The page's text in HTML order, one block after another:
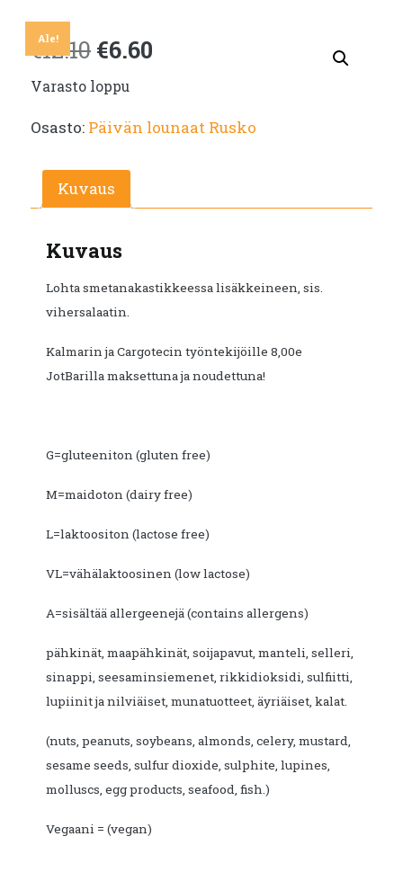
Ale!
€12.10 Alkuperäinen
hinta
oli:
€12.10.
€6.60
on:
Varasto loppu
Osasto: Päivän lounaat Rusko
Kuvaus
Kuvaus
Lohta smetanakastikkeessa lisäkkeineen, sis.
vihersalaatin.
Kalmarin ja Cargotecin työntekijöille 8,00e
JotBarilla maksettuna ja noudettuna!
G=gluteeniton (gluten free)
M=maidoton (dairy free)
L=laktoositon (lactose free)
VL=vähälaktoosinen (low lactose)
A=sisältää allergeenejä (contains allergens)
pähkinät, maapähkinät, soijapavut, manteli, selleri,
sinappi, seesaminsiemenet, rikkidioksidi, sulfiitti,
lupiinit ja nilviäiset, munatuotteet, äyriäiset, kalat.
(nuts, peanuts, soybeans, almonds, celery, mustard,
sesame seeds, sulfur dioxide, sulphite, lupines,
molluscs, egg products, seafood, fish.)
Vegaani = (vegan)